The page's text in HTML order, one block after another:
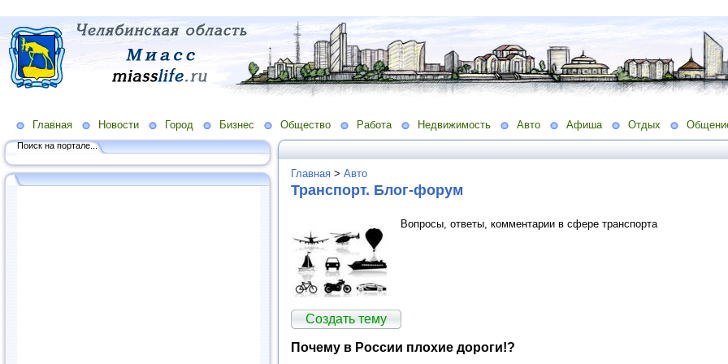
Главная Новости Город Бизнес Общество Работа Недвижимость Авто Афиша Отдых
Поиск на портале...
Главная > Авто
Транспорт. Блог-форум
Вопросы, ответы, комментарии в сфере транспорта
Создать тему
Почему в России плохие дороги!?